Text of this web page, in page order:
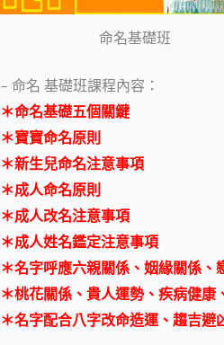
命名基礎班
– 命名 基礎班課程內容：
＊命名基礎五個關鍵
＊寶寶命名原則
＊新生兒命名注意事項
＊成人命名原則
＊成人改名注意事項
＊成人姓名鑑定注意事項
＊名字呼應六親關係、姻緣關係、
＊桃花關係、貴人運勢、疾病健康
＊名字配合八字改命造運、趨吉避